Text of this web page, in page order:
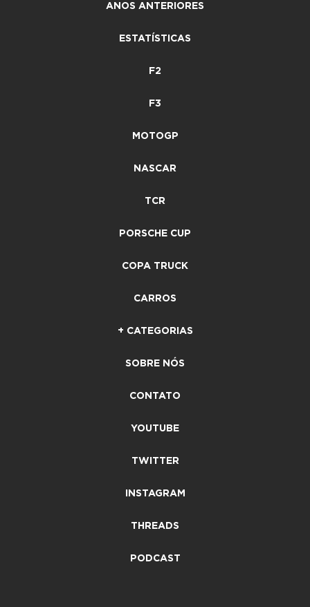
ANOS ANTERIORES
ESTATÍSTICAS
F2
F3
MOTOGP
NASCAR
TCR
PORSCHE CUP
COPA TRUCK
CARROS
+ CATEGORIAS
SOBRE NÓS
CONTATO
YOUTUBE
TWITTER
INSTAGRAM
THREADS
PODCAST